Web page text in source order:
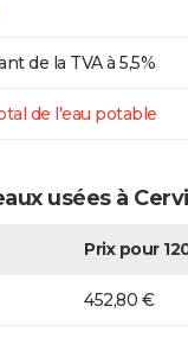
de la TVA à 5,5%
de l'eau potable
usées à
Prix pour
452,80 €